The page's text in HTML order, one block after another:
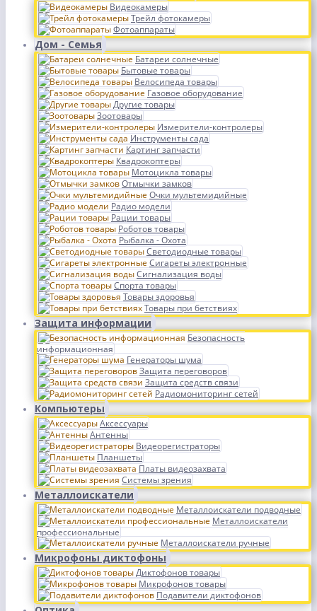
Видеокамеры
Трейл фотокамеры
Фотоаппараты
Дом - Семья
Батареи солнечные
Бытовые товары
Велосипеда товары
Газовое оборудование
Другие товары
Зоотовары
Измерители-контролеры
Инструменты сада
Картинг запчасти
Квадрокоптеры
Мотоцикла товары
Отмычки замков
Очки мультемидийные
Радио модели
Рации товары
Роботов товары
Рыбалка - Охота
Светодиодные товары
Сигареты электронные
Сигнализация воды
Спорта товары
Товары здоровья
Товары при бетствиях
Защита информации
Безопасность
информационная
Генераторы шума
Защита переговоров
Защита средств связи
Радиомониторинг сетей
Компьютеры
Аксессуары
Антенны
Видеорегистраторы
Планшеты
Платы видеозахвата
Системы зрения
Металлоискатели
Металлоискатели подводные
Металлоискатели
профессиональные
Металлоискатели ручные
Микрофоны диктофоны
Диктофонов товары
Микрофонов товары
Подавители диктофонов